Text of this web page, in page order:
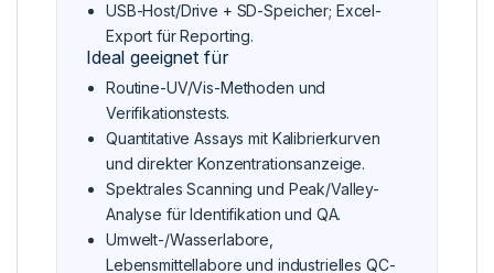
USB-Host/Drive + SD-Speicher; Excel-
Export für Reporting.
Ideal geeignet für
Routine-UV/Vis-Methoden und
Verifikationstests.
Quantitative Assays mit Kalibrierkurven
und direkter Konzentrationsanzeige.
Spektrales Scanning und Peak/Valley-
Analyse für Identifikation und QA.
Umwelt-/Wasserlabore,
Lebensmittellabore und industrielles QC-